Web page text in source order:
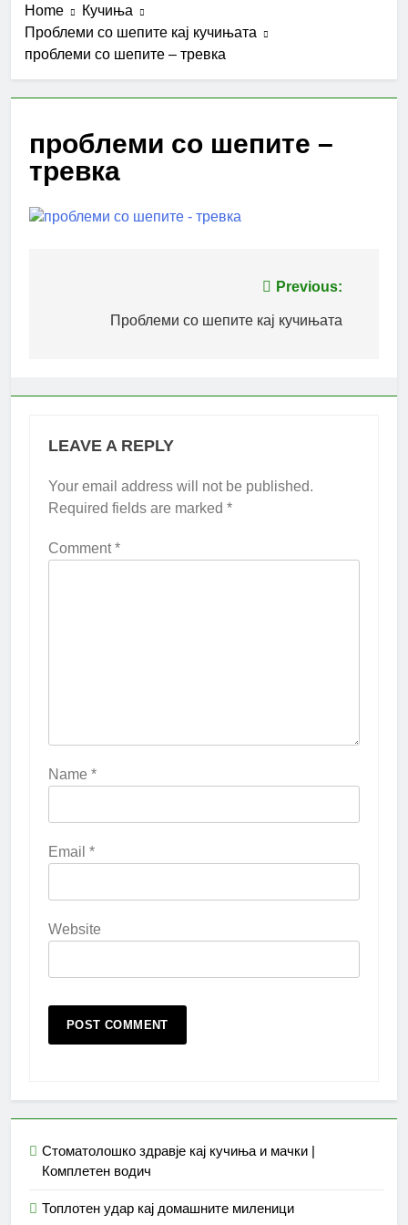
Home
Кучиња
Проблеми со шепите кај кучињата
проблеми со шепите – тревка
проблеми со шепите –
тревка
navigation
Previous:
Проблеми со шепите кај кучињата
LEAVE A REPLY
Your email address will not be published.
Required fields are marked *
Comment*
Name *
Email *
Website
Стоматолошко здравје кај кучиња и мачки |
Комплетен водич
Топлотен удар кај домашните миленици